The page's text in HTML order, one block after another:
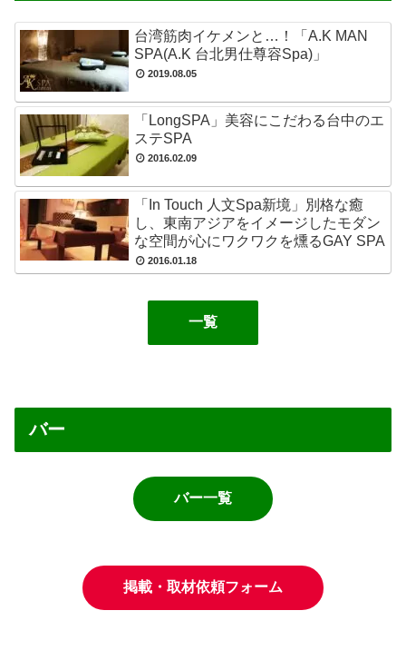
台湾筋肉イケメンと…！「A.K MAN
SPA(A.K 台北男仕尊容Spa)」
2019.08.05
「LongSPA」美容にこだわる台中のエ
ステSPA
2016.02.09
「In Touch 人文Spa新境」別格な癒
し、東南アジアをイメージしたモダン
な空間が心にワクワクを燻るGAY SPA
2016.01.18
一覧
バー
バー一覧
掲載・取材依頼フォーム